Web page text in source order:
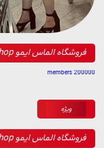
فروشگاه الماس ایمو imo shop
200000 members
ویژه
فروشگاه الماس ایمو imo shop